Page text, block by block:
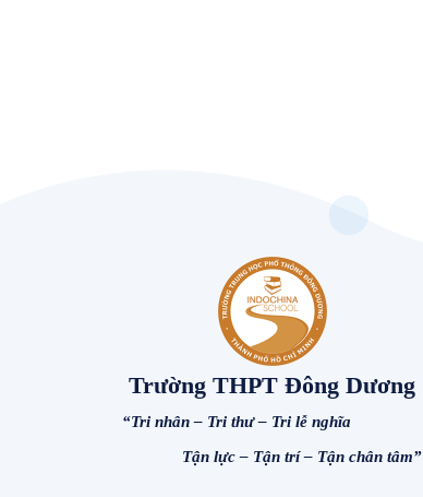
Trường THPT Đông Dương
“Tri nhân – Tri thư – Tri lễ nghĩa
Tận lực – Tận trí – Tận chân tâm”